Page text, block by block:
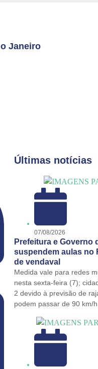
Janeiro
Últimas notícias
07/08/2026
Prefeitura e Governo
suspendem aulas no
de vendaval
Medida vale para redes
nesta sexta-feira (7);
2 devido à previsão de
podem passar de 90 km/h